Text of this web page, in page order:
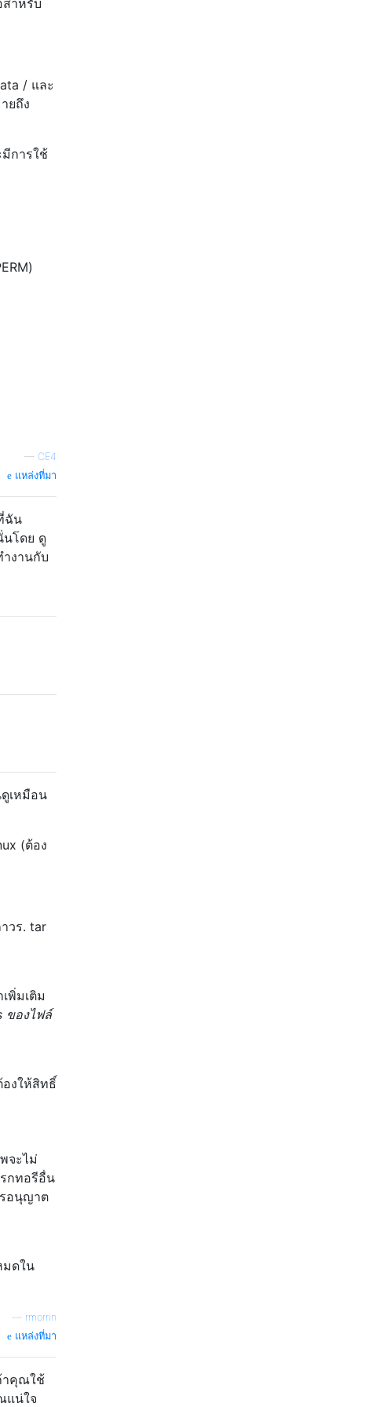
/ และ
ยถึง
การใช้
— CE4
แหล่งที่มา
ฉัน
นโดย ดู
งานกับ
เหมือน
(ต้อง
วร. tar
พิ่มเติม
ของไฟล์
งให้สิทธิ์
จะไม่
กทอรีอื่น
อนุญาต
มดใน
rmorrin
แหล่งที่มา
าคุณใช้
แน่ใจ